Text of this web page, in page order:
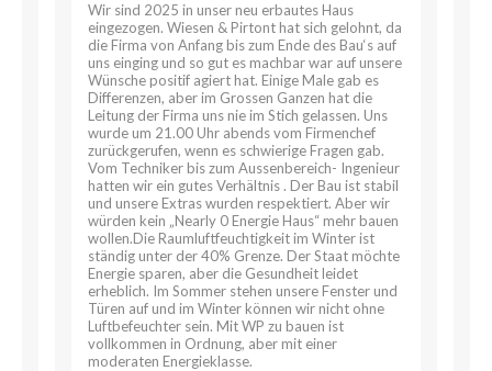
Wir sind 2025 in unser neu erbautes Haus
eingezogen. Wiesen & Pirtont hat sich gelohnt, da
die Firma von Anfang bis zum Ende des Bau‘s auf
uns einging und so gut es machbar war auf unsere
Wünsche positif agiert hat. Einige Male gab es
Differenzen, aber im Grossen Ganzen hat die
Leitung der Firma uns nie im Stich gelassen. Uns
wurde um 21.00 Uhr abends vom Firmenchef
zurückgerufen, wenn es schwierige Fragen gab.
Vom Techniker bis zum Aussenbereich- Ingenieur
hatten wir ein gutes Verhältnis . Der Bau ist stabil
und unsere Extras wurden respektiert. Aber wir
würden kein „Nearly 0 Energie Haus“ mehr bauen
wollen.Die Raumluftfeuchtigkeit im Winter ist
ständig unter der 40% Grenze. Der Staat möchte
Energie sparen, aber die Gesundheit leidet
erheblich. Im Sommer stehen unsere Fenster und
Türen auf und im Winter können wir nicht ohne
Luftbefeuchter sein. Mit WP zu bauen ist
vollkommen in Ordnung, aber mit einer
moderaten Energieklasse.